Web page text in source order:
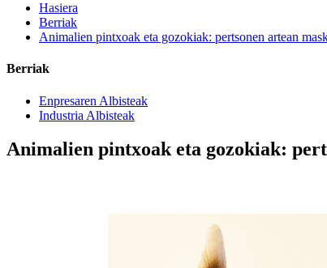
Hasiera
Berriak
Animalien pintxoak eta gozokiak: pertsonen artean
Berriak
Enpresaren Albisteak
Industria Albisteak
Animalien pintxoak eta gozokiak: